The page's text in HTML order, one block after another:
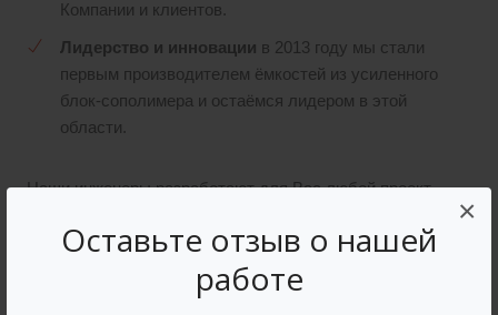
Оставьте отзыв о нашей
работе
×
Компании и клиентов.
Лидерство и инновации в 2013 году мы стали
первым производителем ёмкостей из усиленного
блок-сополимера и остаёмся лидером в этой
области.
Наши инженеры разработают для Вас любой проект